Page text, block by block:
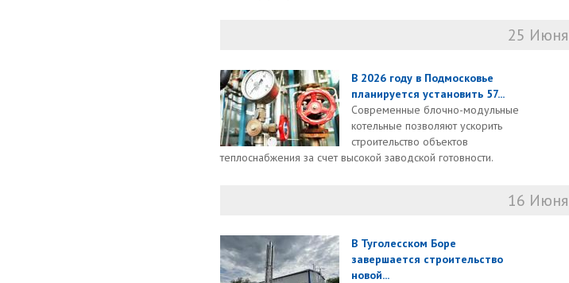
25 Июня
В 2026 году в Подмосковье
планируется установить 57...
Современные блочно-модульные
котельные позволяют ускорить
строительство объектов
теплоснабжения за счет высокой заводской готовности.
16 Июня
В Туголесском Боре
завершается строительство
новой...